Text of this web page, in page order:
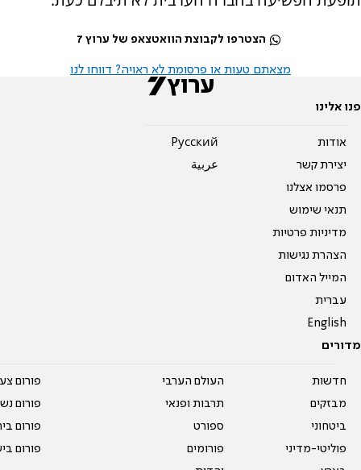
הצטרפו לקבוצת הוואטצאפ של ערוץ 7
מצאתם טעות או פרסומת לא ראויה? דווחו לנו
פנו אלינו
אודות
יצירת קשר
פרסמו אצלנו
תנאי שימוש
מדיניות פרטיות
הצהרת נגישות
המייל האדום
עברית
English
Pусский
عربية
מדורים
חדשות
מבזקים
ביטחוני
פוליטי-מדיני
העולם הערבי
תרבות ופנאי
ספורט
פורומים
פורום
פורום
פורום
פורום